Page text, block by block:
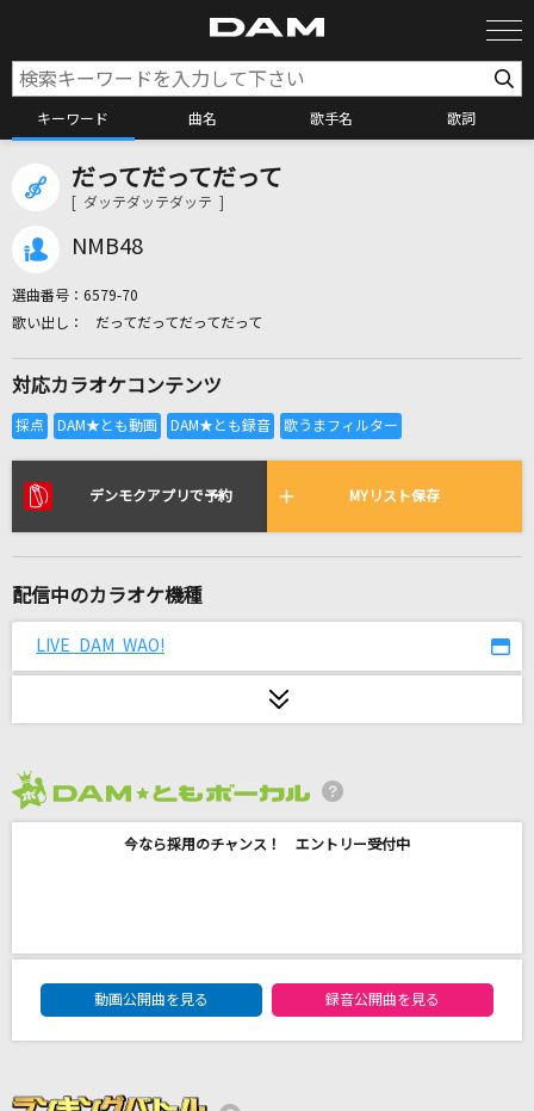
キーワード 曲名 歌手名 歌詞
カラオケ検索
全国りれき
リアルタイムで歌われている曲の一覧
3月9日
KING OF EVIL
ずっと真夜中でいいのに。
[生音]星影のエール
だってだってだって
[ ダッテダッテダッテ ]
NMB48
選曲番号： 6579-70
だってだってだってだって
対応カラオケコンテンツ
デンモクアプリで予約 MYリスト保存
配信中のカラオケ機種
LIVE DAM WAO!
今なら採用のチャンス！ エントリー受付中
DAM★ともボーカルエントリーランキング
動画公開曲を見る
録音公開曲を見る